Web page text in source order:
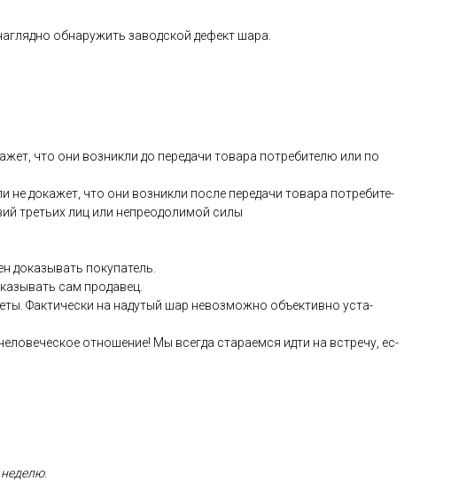
об­на­ружить за­вод­ской де­фект ша­ра.
что они воз­никли до пе­реда­чи то­вара пот­ре­бите­лю или по
не до­кажет, что они воз­никли пос­ле пе­реда­чи то­вара пот­ре­бите­
треть­их лиц или неп­ре­одо­лимой си­лы
до­казы­вать по­купа­тель.
сам про­давец.
Фак­ти­чес­ки на на­дутый шар не­воз­можно объ­ек­тивно ус­та­
от­но­шение! Мы всег­да ста­ра­ем­ся ид­ти на встре­чу, ес­
не­делю.